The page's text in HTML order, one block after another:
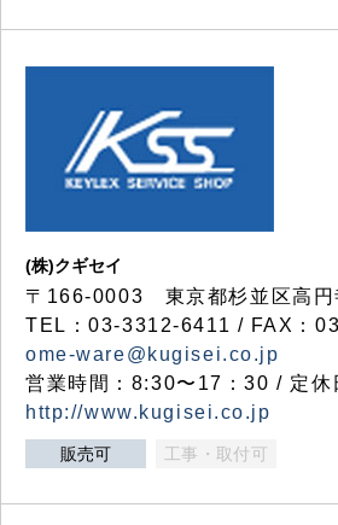
(株)クギセイ
〒166-0003 東京都杉並区高円
TEL：03-3312-6411 / FAX：
ome-ware@kugisei.co.jp
営業時間：8:30〜17：30 / 定休
http://www.kugisei.co.jp
販売可 工事・取付可